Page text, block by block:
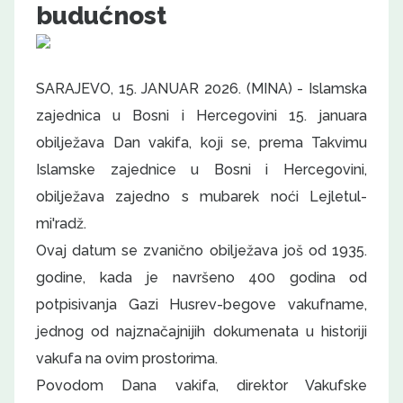
budućnost
SARAJEVO, 15. JANUAR 2026. (MINA) - Islamska
zajednica u Bosni i Hercegovini 15. januara
obilježava Dan vakifa, koji se, prema Takvimu
Islamske zajednice u Bosni i Hercegovini,
obilježava zajedno s mubarek noći Lejletul-
mi'radž.
Ovaj datum se zvanično obilježava još od 1935.
godine, kada je navršeno 400 godina od
potpisivanja Gazi Husrev-begove vakufname,
jednog od najznačajnijih dokumenata u historiji
vakufa na ovim prostorima.
Povodom Dana vakifa, direktor Vakufske